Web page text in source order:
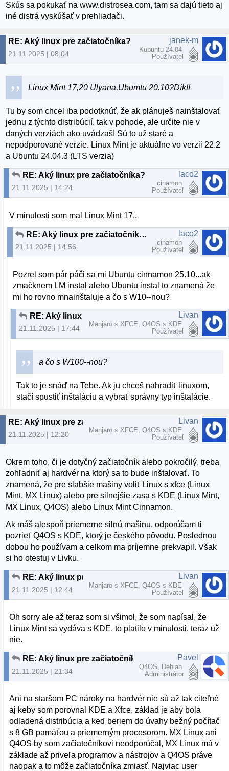
Skús sa pokukať na www.distrosea.com, tam sa dajú tieto aj
iné distrá vyskúšať v prehliadači.
RE: Aký linux pre začiatočníka?
21.11.2025 | 08:04
janek-m
Kubuntu 24.04
Používateľ
Linux Mint 17,20 Ulyana,Ubumtu 20.10?Dík!!
Tu by som chcel iba podotknúť, že ak plánuješ nainštalovať
jednu z týchto distribúcií, tak v pohode, ale určite nie v
daných verziách ako uvádzaš! Sú to už staré a
nepodporované verzie. Linux Mint je aktuálne vo verzii 22.2
a Ubuntu 24.04.3 (LTS verzia)
RE: Aký linux pre začiatočníka?
21.11.2025 | 14:24
laco2
cinamon
Používateľ
V minulosti som mal Linux Mint 17..
RE: Aký linux pre začiatočníka?
21.11.2025 | 14:56
laco2
cinamon
Používateľ
Pozrel som pár páči sa mi Ubuntu cinnamon 25.10...ak
zmačknem LM instal alebo Ubuntu instal to znamená že
mi ho rovno mnainštaluje a čo s W10--nou?
21.11.2025 | 17:44
Livan
Manjaro s XFCE, Q4OS s KDE
Používateľ
a čo s W100--nou?
Tak to je snáď na Tebe. Ak ju chceš nahradiť linuxom,
stačí spustiť inštaláciu a vybrať správny typ inštalácie.
RE: Aký linux pre začiatočníka?
21.11.2025 | 12:20
Livan
Manjaro s XFCE, Q4OS s KDE
Používateľ
Okrem toho, či je dotyčný začiatočník alebo pokročilý, treba
zohľadniť aj hardvér na ktorý sa to bude inštalovať. To
znamená, že pre slabšie mašiny voliť Linux s xfce (Linux
Mint, MX Linux) alebo pre silnejšie zasa s KDE (Linux Mint,
MX Linux, Q4OS) alebo Linux Mint Cinnamon.
Ak máš alespoň priemerne silnú mašinu, odporúčam ti
pozrieť Q4OS s KDE, ktorý je českého pôvodu. Poslednou
dobou ho používam a celkom ma príjemne prekvapil. Však
si ho otestuj v Livku.
RE: Aký linux pre začiatočníka?
21.11.2025 | 12:44
Livan
Manjaro s XFCE, Q4OS s KDE
Používateľ
Oh sorry ale až teraz som si všimol, že som napísal, že
Linux Mint sa vydáva s KDE. to platilo v minulosti, teraz už
nie.
RE: Aký linux pre začiatočníka?
21.11.2025 | 21:34
Pavel
Q4OS, Debian
Administrátor
Ani na staršom PC nároky na hardvér nie sú až tak citeľné
aj keby som porovnal KDE a Xfce, základ je aby bola
odladená distribúcia a keď beriem do úvahy bežný počítač
s 8 GB pamäťou a priemerným procesorom. MX Linux ani
Q4OS by som začiatočníkovi neodporúčal, MX Linux má v
základe až priveľa programov a nástrojov a Q4OS práve
naopak a to môže začiatočníka zmiasť. Najviac user